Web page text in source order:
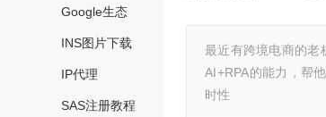
Google生态
INS图片下载
IP代理
SAS注册教程
最近有跨境电商的老
AI+RPA的能力，帮
时性